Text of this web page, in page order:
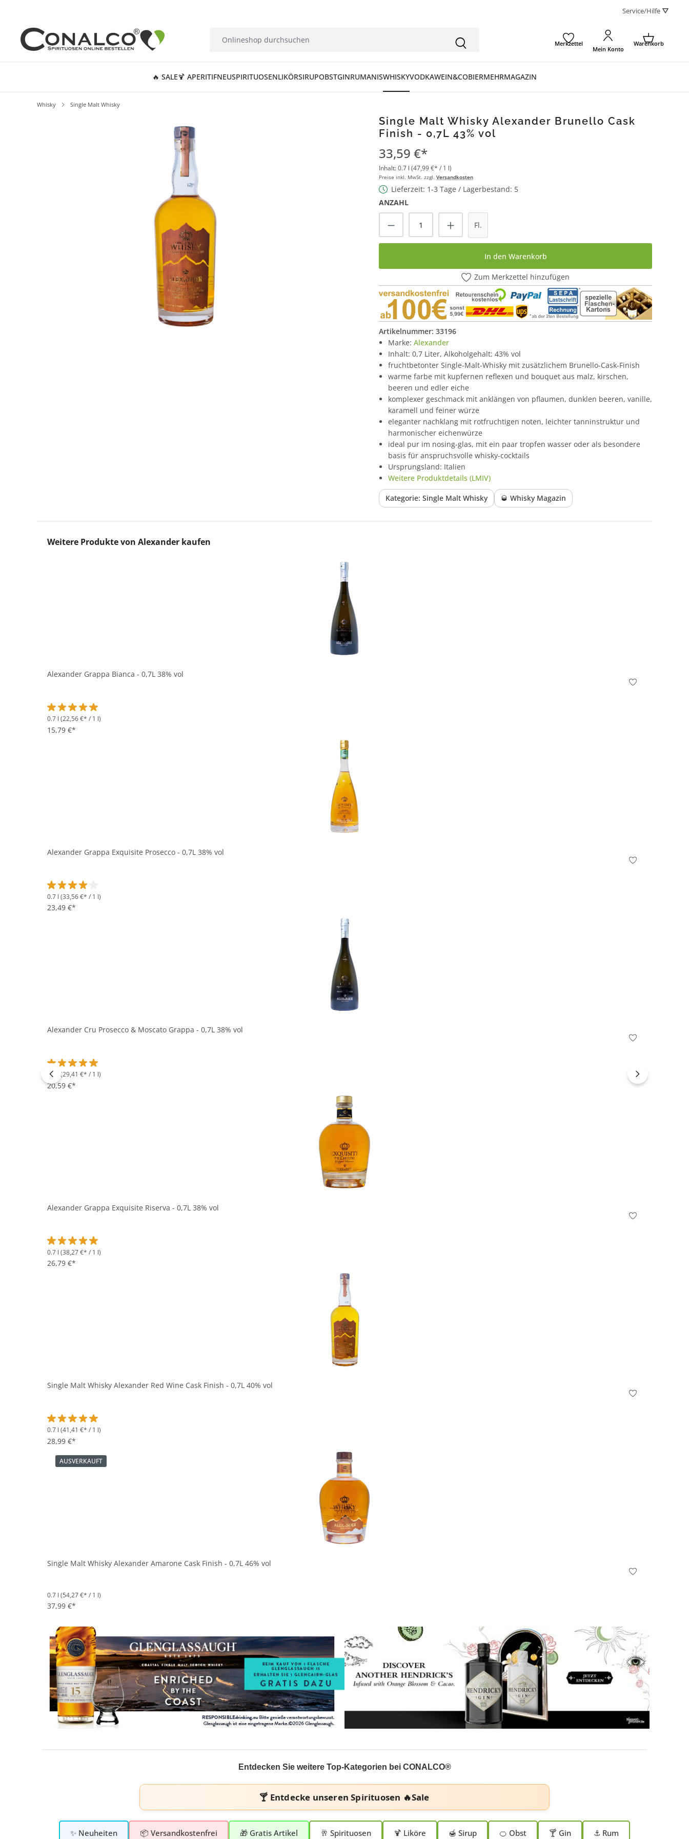
Service/Hilfe ⛛
Merkzettel
Mein Konto
Warenkorb
🔥 SALE🍹 APERITIFNEUSPIRITUOSENLIKÖRSIRUPOBSTGINRUMANISWHISKYVODKAWEIN&COBIERMEHRMAGAZIN
Whisky Single Malt Whisky
Single Malt Whisky Alexander Brunello Cask
Finish - 0,7L 43% vol
33,59 €*
Inhalt:0.7 l (47,99 €* / 1 l)
Preise inkl. MwSt. zzgl. Versandkosten
Lieferzeit: 1-3 Tage / Lagerbestand: 5
ANZAHL
Produkt Anzahl: Gib den gewünschten Wert ein
Fl.
In den Warenkorb
Zum Merkzettel hinzufügen
Artikelnummer: 33196
Marke: Alexander
Inhalt: 0,7 Liter, Alkoholgehalt: 43% vol
fruchtbetonter Single-Malt-Whisky mit zusätzlichem Brunello-Cask-Finish
warme farbe mit kupfernen reflexen und bouquet aus malz, kirschen,
beeren und edler eiche
komplexer geschmack mit anklängen von pflaumen, dunklen beeren, vanille,
karamell und feiner würze
eleganter nachklang mit rotfruchtigen noten, leichter tanninstruktur und
harmonischer eichenwürze
ideal pur im nosing-glas, mit ein paar tropfen wasser oder als besondere
basis für anspruchsvolle whisky-cocktails
Ursprungsland: Italien
Weitere Produktdetails (LMIV)
Kategorie: Single Malt Whisky 🥃 Whisky Magazin
Produktgalerie überspringen
Weitere Produkte von Alexander kaufen
Alexander Grappa Bianca - 0,7L 38% vol
Durchschnittliche Bewertung von 5 von 5 Sternen
0.7 l (22,56 €* / 1 l)
15,79 €*
In den Korb
Alexander Grappa Exquisite Prosecco - 0,7L 38% vol
Durchschnittliche Bewertung von 4 von 5 Sternen
0.7 l (33,56 €* / 1 l)
23,49 €*
In den Korb
Alexander Cru Prosecco & Moscato Grappa - 0,7L 38% vol
Durchschnittliche Bewertung von 5 von 5 Sternen
0.7 l (29,41 €* / 1 l)
20,59 €*
In den Korb
Alexander Grappa Exquisite Riserva - 0,7L 38% vol
Durchschnittliche Bewertung von 5 von 5 Sternen
0.7 l (38,27 €* / 1 l)
26,79 €*
In den Korb
Single Malt Whisky Alexander Red Wine Cask Finish - 0,7L 40% vol
Durchschnittliche Bewertung von 5 von 5 Sternen
0.7 l (41,41 €* / 1 l)
28,99 €*
In den Korb
AUSVERKAUFT
Single Malt Whisky Alexander Amarone Cask Finish - 0,7L 46% vol
0.7 l (54,27 €* / 1 l)
37,99 €*
Entdecken Sie weitere Top-Kategorien bei CONALCO®
🍸 Entdecke unserenSpirituosen 🔥Sale
✨ Neuheiten 📦 Versandkostenfrei 🎁 Gratis Artikel 🥂 Spirituosen 🍹 Liköre 🍯 Sirup 🍊 Obst 🍸 Gin ⚓ Rum